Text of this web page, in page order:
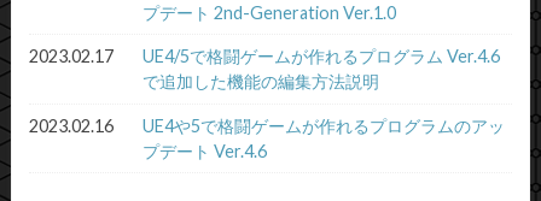
プデート 2nd-Generation Ver.1.0
2023.02.17
UE4/5で格闘ゲームが作れるプログラム Ver.4.6
で追加した機能の編集方法説明
2023.02.16
UE4や5で格闘ゲームが作れるプログラムのアッ
プデート Ver.4.6